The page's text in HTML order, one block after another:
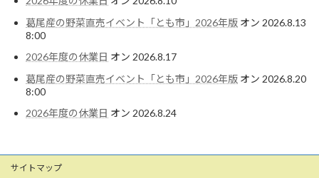
葛尾産の野菜直売イベント「とも市」2026年版 オン 2026.8.13
8:00
2026年度の休業日 オン 2026.8.17
葛尾産の野菜直売イベント「とも市」2026年版 オン 2026.8.20
8:00
2026年度の休業日 オン 2026.8.24
サイトマップ